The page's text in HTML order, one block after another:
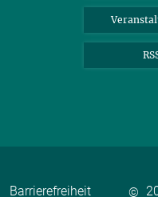
Barrierefreiheit ©